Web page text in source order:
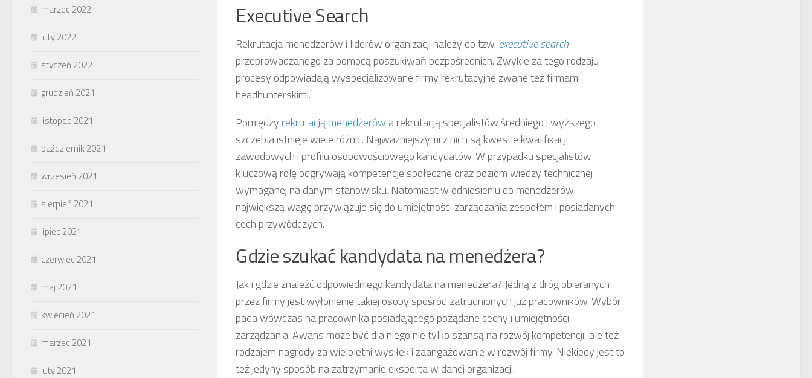
Executive Search
Rekrutacja menedżerów i liderów organizacji należy do tzw. executive search
przeprowadzanego za pomocą poszukiwań bezpośrednich. Zwykle za tego rodzaju
procesy odpowiadają wyspecjalizowane firmy rekrutacyjne zwane też firmami
headhunterskimi.
Pomiędzyrekrutacją menedżerów a rekrutacją specjalistów średniego i wyższego
szczebla istnieje wiele różnic. Najważniejszymi z nich są kwestie kwalifikacji
zawodowych i profilu osobowościowego kandydatów. W przypadku specjalistów
kluczową rolę odgrywają kompetencje społeczne oraz poziom wiedzy technicznej
wymaganej na danym stanowisku. Natomiast w odniesieniu do menedżerów
największą wagę przywiązuje się do umiejętności zarządzania zespołem i posiadanych
cech przywódczych.
Gdzie szukać kandydata na menedżera?
Jak i gdzie znaleźć odpowiedniego kandydata na menedżera? Jedną z dróg obieranych
przez firmy jest wyłonienie takiej osoby spośród zatrudnionych już pracowników. Wybór
pada wówczas na pracownika posiadającego pożądane cechy i umiejętności
zarządzania. Awans może być dla niego nie tylko szansą na rozwój kompetencji, ale też
rodzajem nagrody za wieloletni wysiłek i zaangażowanie w rozwój firmy. Niekiedy jest to
też jedyny sposób na zatrzymanie eksperta w danej organizacji.
marzec 2022
luty 2022
styczeń 2022
grudzień 2021
listopad 2021
październik 2021
wrzesień 2021
sierpień 2021
lipiec 2021
czerwiec 2021
maj 2021
kwiecień 2021
marzec 2021
luty 2021